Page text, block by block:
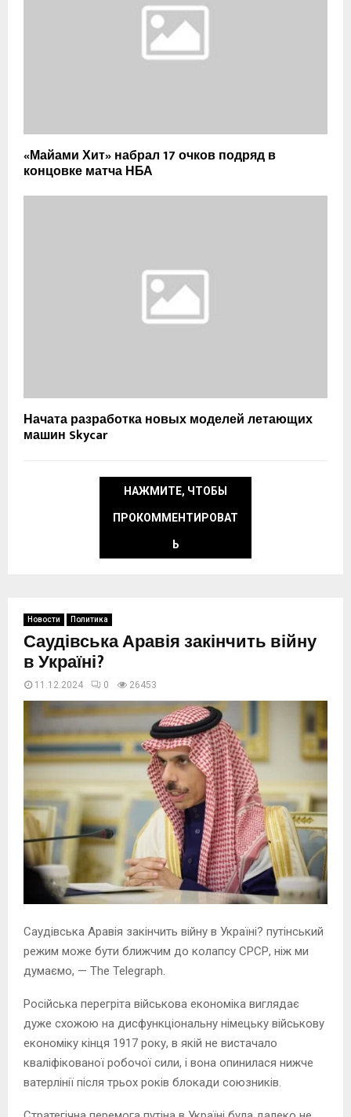
«Майами Хит» набрал 17 очков подряд в
концовке матча НБА
Начата разработка новых моделей летающих
машин Skycar
НАЖМИТЕ, ЧТОБЫ
ПРОКОММЕНТИРОВАТ
Ь
Новости Политика
Саудівська Аравія закінчить війну
в Україні?
11.12.2024 0 26453
Саудівська Аравія закінчить війну в Україні? путінський
режим може бути ближчим до колапсу СРСР, ніж ми
думаємо, — The Telegraph.
Російська перегріта військова економіка виглядає
дуже схожою на дисфункціональну німецьку військову
економіку кінця 1917 року, в якій не вистачало
кваліфікованої робочої сили, і вона опинилася нижче
ватерлінії після трьох років блокади союзників.